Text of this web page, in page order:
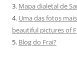
3. Mapa dialetal de
4. Uma das fotos
beautiful pictures of
5. Blog do Frai?